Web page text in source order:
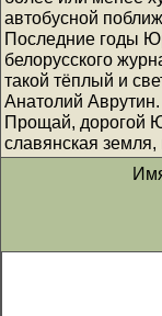
автобусной
Последние годы
белорусского
такой тёплый и
Анатолий Аврутин.
Прощай, дорогой
славянская